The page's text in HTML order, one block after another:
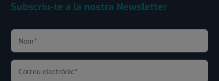
Subscriu-te a la nostra Newsletter